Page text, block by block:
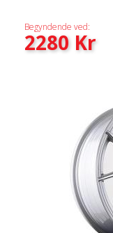
Begyndende ved:
2280Kr